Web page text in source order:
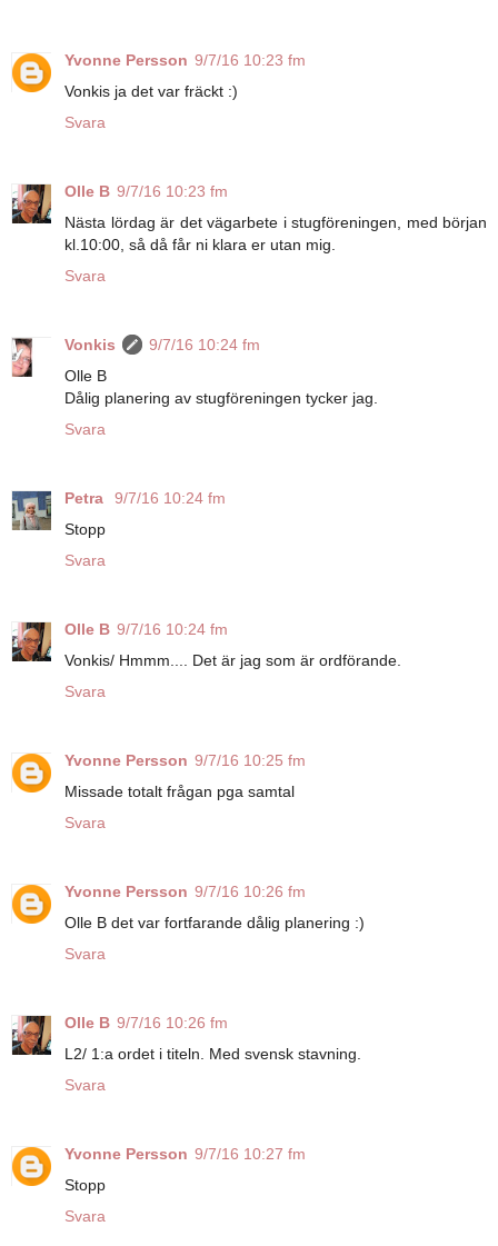
Yvonne Persson 9/7/16 10:23 fm
Vonkis ja det var fräckt :)
Svara
Olle B 9/7/16 10:23 fm
Nästa lördag är det vägarbete i stugföreningen, med början
kl.10:00, så då får ni klara er utan mig.
Svara
Vonkis
9/7/16 10:24 fm
Olle B
Dålig planering av stugföreningen tycker jag.
Svara
Petra
9/7/16 10:24 fm
Stopp
Svara
Olle B 9/7/16 10:24 fm
Vonkis/ Hmmm.... Det är jag som är ordförande.
Svara
Yvonne Persson 9/7/16 10:25 fm
Missade totalt frågan pga samtal
Svara
Yvonne Persson 9/7/16 10:26 fm
Olle B det var fortfarande dålig planering :)
Svara
Olle B 9/7/16 10:26 fm
L2/ 1:a ordet i titeln. Med svensk stavning.
Svara
Yvonne Persson 9/7/16 10:27 fm
Stopp
Svara